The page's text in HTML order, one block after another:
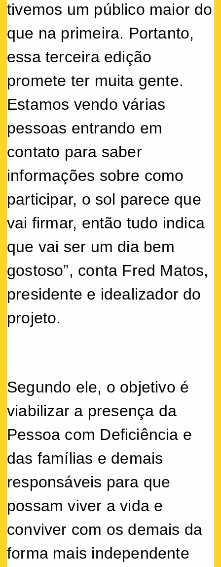
tivemos um público maior do
que na primeira. Portanto,
essa terceira edição
promete ter muita gente.
Estamos vendo várias
pessoas entrando em
contato para saber
informações sobre como
participar, o sol parece que
vai firmar, então tudo indica
que vai ser um dia bem
gostoso”, conta Fred Matos,
presidente e idealizador do
projeto.
Segundo ele, o objetivo é
viabilizar a presença da
Pessoa com Deficiência e
das famílias e demais
responsáveis para que
possam viver a vida e
conviver com os demais da
forma mais independente